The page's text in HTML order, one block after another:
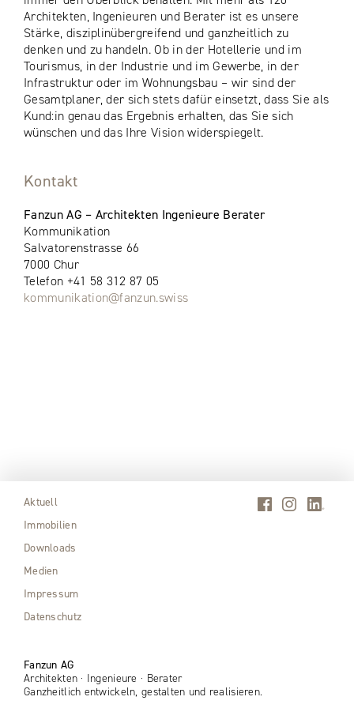
Architekten, Ingenieuren und Berater ist es unsere
Stärke, disziplinübergreifend und ganzheitlich zu
denken und zu handeln. Ob in der Hotellerie und im
Tourismus, in der Industrie und im Gewerbe, in der
Infrastruktur oder im Wohnungsbau – wir sind der
Gesamtplaner, der sich stets dafür einsetzt, dass Sie als
Kund:in genau das Ergebnis erhalten, das Sie sich
wünschen und das Ihre Vision widerspiegelt.
Kontakt
Fanzun AG – Architekten Ingenieure Berater
Kommunikation
Salvatorenstrasse 66
7000 Chur
Telefon +41 58 312 87 05
kommunikation@fanzun.swiss
Aktuell
Immobilien
Downloads
Medien
Impressum
Datenschutz
Fanzun AG
Architekten · Ingenieure · Berater
Ganzheitlich entwickeln, gestalten und realisieren.